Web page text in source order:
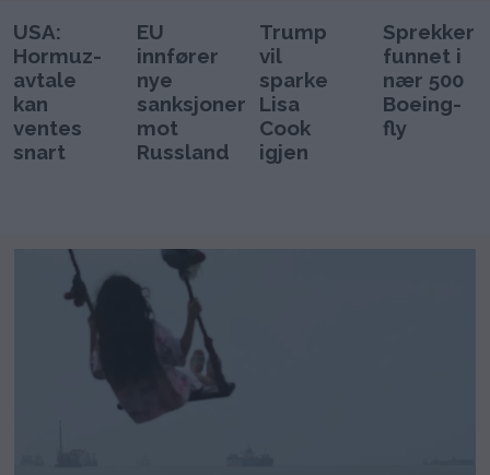
USA:
Hormuz-
avtale
kan
ventes
snart
EU
innfører
nye
sanksjoner
mot
Russland
Trump
vil
sparke
Lisa
Cook
igjen
Sprekker
funnet i
nær 500
Boeing-
fly